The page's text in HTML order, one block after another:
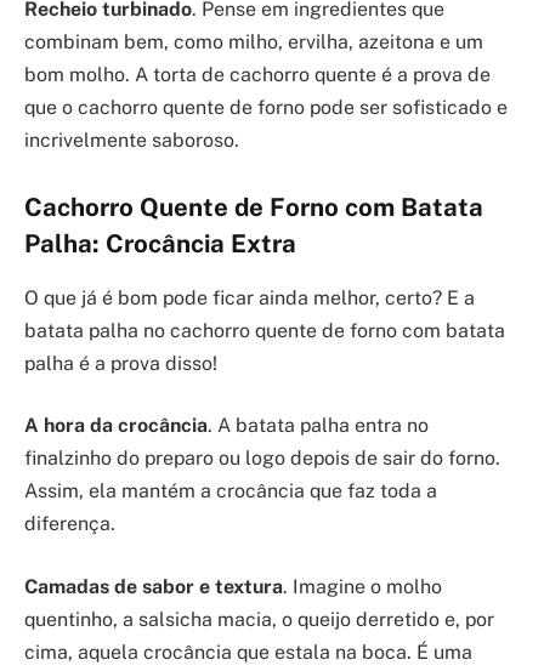
Recheio turbinado. Pense em ingredientes que
combinam bem, como milho, ervilha, azeitona e um
bom molho. A torta de cachorro quente é a prova de
que o cachorro quente de forno pode ser sofisticado e
incrivelmente saboroso.
Cachorro Quente de Forno com Batata
Palha: Crocância Extra
O que já é bom pode ficar ainda melhor, certo? E a
batata palha no cachorro quente de forno com batata
palha é a prova disso!
A hora da crocância. A batata palha entra no
finalzinho do preparo ou logo depois de sair do forno.
Assim, ela mantém a crocância que faz toda a
diferença.
Camadas de sabor e textura. Imagine o molho
quentinho, a salsicha macia, o queijo derretido e, por
cima, aquela crocância que estala na boca. É uma